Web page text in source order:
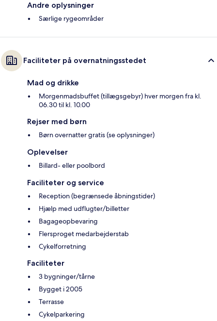
Andre oplysninger
Særlige rygeområder
Faciliteter på overnatningsstedet
Mad og drikke
Morgenmadsbuffet (tillægsgebyr) hver morgen fra kl.
06.30 til kl. 10.00
Rejser med børn
Børn overnatter gratis (se oplysninger)
Oplevelser
Billard- eller poolbord
Faciliteter og service
Reception (begrænsede åbningstider)
Hjælp med udflugter/billetter
Bagageopbevaring
Flersproget medarbejderstab
Cykelforretning
Faciliteter
3 bygninger/tårne
Bygget i 2005
Terrasse
Cykelparkering